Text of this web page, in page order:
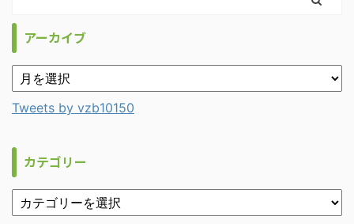
アーカイブ
Tweets by vzb10150
カテゴリー